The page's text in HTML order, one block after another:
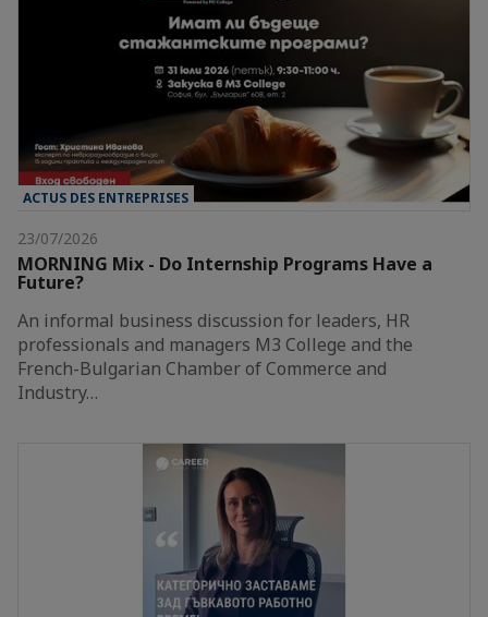
ACTUS DES ENTREPRISES
23/07/2026
MORNING Mix - Do Internship Programs Have a
Future?
An informal business discussion for leaders, HR
professionals and managers M3 College and the
French-Bulgarian Chamber of Commerce and
Industry…